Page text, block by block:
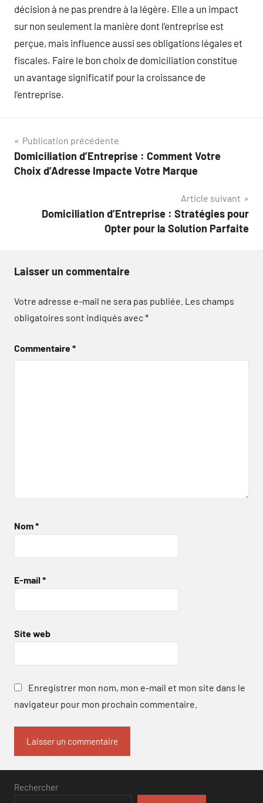
décision à ne pas prendre à la légère. Elle a un impact
sur non seulement la manière dont l’entreprise est
perçue, mais influence aussi ses obligations légales et
fiscales. Faire le bon choix de domiciliation constitue
un avantage significatif pour la croissance de
l’entreprise.
Navigation
de
Publication précédente
Domiciliation d’Entreprise : Comment Votre
Choix d’Adresse Impacte Votre Marque
Article suivant
Domiciliation d’Entreprise : Stratégies pour
Opter pour la Solution Parfaite
Laisser un commentaire
Votre adresse e-mail ne sera pas publiée. Les champs
obligatoires sont indiqués avec*
Commentaire*
Nom*
E-mail *
Site web
Enregistrer mon nom, mon e-mail et mon site dans le
navigateur pour mon prochain commentaire.
Rechercher